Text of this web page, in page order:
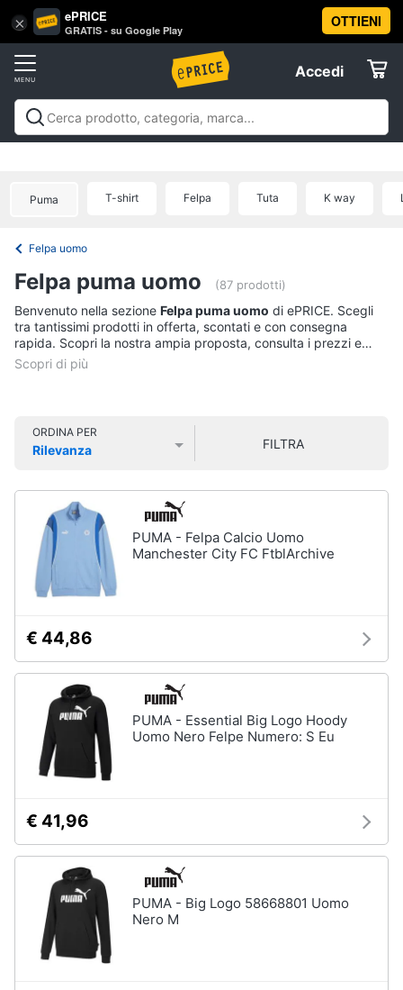
× ePRICE
GRATIS - su Google Play
OTTIENI
Accedi
Accedi
Registrati
Offerte
Tv
e
Home
Cinema
home
Audio
e
musica
Arredo
Brico
e
Giardinaggio
e
igiene
Beauty
Giocattoli
Vai
al
Abbigliamento
Donna
donna
Felpa
donna
Vedi
tutti
Felpa
Cravatta
Piumino
uomo
Giacca
uomo
Bambino
Scarpe
bambino
Sandali
bambina
neonati
Copertina
neonato
Puma T-shirt Felpa Tuta K way
Felpa uomo
Felpa puma uomo (87 prodotti)
Benvenuto nella sezione Felpa puma uomo di ePRICE. Scegli
tra tantissimi prodotti in offerta, scontati e con consegna
rapida. Scopri la nostra ampia proposta, consulta i prezzi e
acquista comodamente online.
ORDINA PER
Rilevanza
FILTRA
PUMA - Felpa Calcio Uomo
Manchester City FC FtblArchive
€ 44,86
PUMA - Essential Big Logo Hoody
Uomo Nero Felpe Numero: S Eu
€ 41,96
PUMA - Big Logo 58668801 Uomo
Nero M